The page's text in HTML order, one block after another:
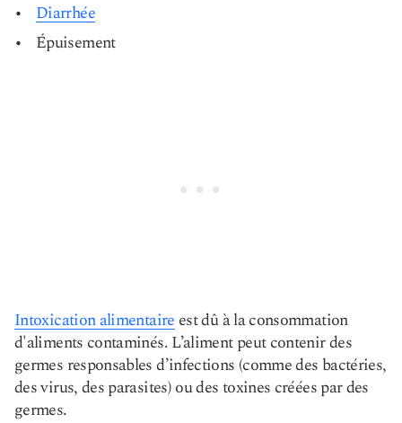
Diarrhée
Épuisement
Intoxication alimentaire est dû à la consommation
d'aliments contaminés. L’aliment peut contenir des
germes responsables d’infections (comme des bactéries,
des virus, des parasites) ou des toxines créées par des
germes.